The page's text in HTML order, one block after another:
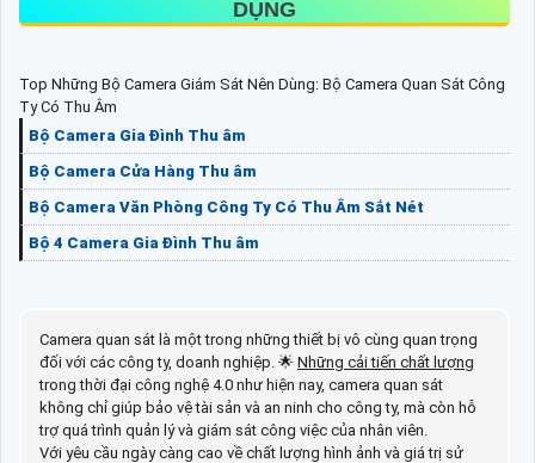
DỤNG
Top Những Bộ Camera Giám Sát Nên Dùng: Bộ Camera Quan Sát Công
Ty Có Thu Âm
Bộ Camera Gia Đình Thu âm
Bộ Camera Cửa Hàng Thu âm
Bộ Camera Văn Phòng Công Ty Có Thu Âm Sắt Nét
Bộ 4 Camera Gia Đình Thu âm
Camera quan sát là một trong những thiết bị vô cùng quan trọng
đối với các công ty, doanh nghiệp. 🌟 Những cải tiến chất lượng
trong thời đại công nghệ 4.0 như hiện nay, camera quan sát
không chỉ giúp bảo vệ tài sản và an ninh cho công ty, mà còn hỗ
trợ quá trình quản lý và giám sát công việc của nhân viên.
Với yêu cầu ngày càng cao về chất lượng hình ảnh và giá trị sử